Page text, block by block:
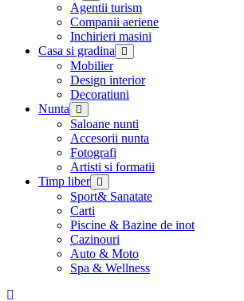
Agentii turism
Companii aeriene
Inchirieri masini
Casa si gradina
Mobilier
Design interior
Decoratiuni
Nunta
Saloane nunti
Accesorii nunta
Fotografi
Artisti si formatii
Timp liber
Sport& Sanatate
Carti
Piscine & Bazine de inot
Cazinouri
Auto & Moto
Spa & Wellness